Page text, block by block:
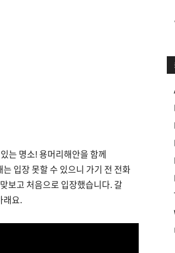
는 명소! 용머리해안을 함께
입장 못할 수 있으니 가기 전 전화
보고 처음으로 입장했습니다. 갈
래요.